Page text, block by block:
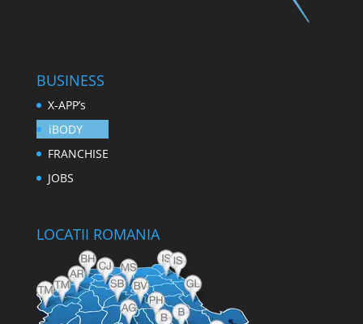
BUSINESS
X-APP’s
iBODY
FRANCHISE
JOBS
LOCATII ROMANIA